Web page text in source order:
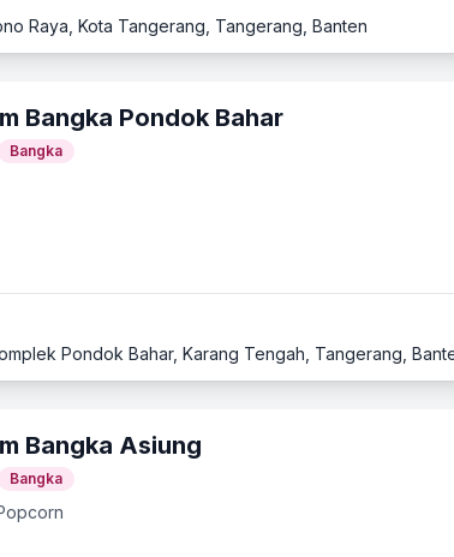
Raya, Kota Tangerang, Tangerang, Banten
Bangka Pondok Bahar
Bangka
Pondok Bahar, Karang Tengah, Tangerang,
Bangka Asiung
Bangka